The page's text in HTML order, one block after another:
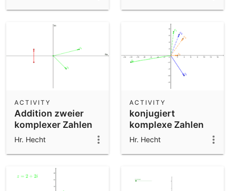
Addition zweier
komplexer Zahlen
ACTIVITY
Hr. Hecht
konjugiert
komplexe Zahlen
ACTIVITY
Hr. Hecht